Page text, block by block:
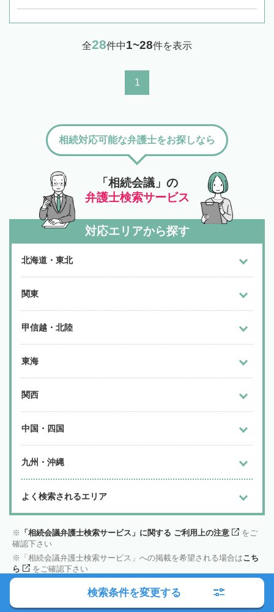
全28件中1~28件を表示
1
「相続会議」の
弁護士検索サービス
相続対応可能な弁護士をお探しなら
対応エリアから探す
北海道・東北
関東
甲信越・北陸
東海
関西
中国・四国
九州・沖縄
よく検索されるエリア
「相続会議弁護士検索サービス」に関する ご利用上の注意
をご
確認下さい
「相続会議弁護士検索サービス」への掲載を希望される場合はこち
ら
をご確認下さい
検索条件を変更する